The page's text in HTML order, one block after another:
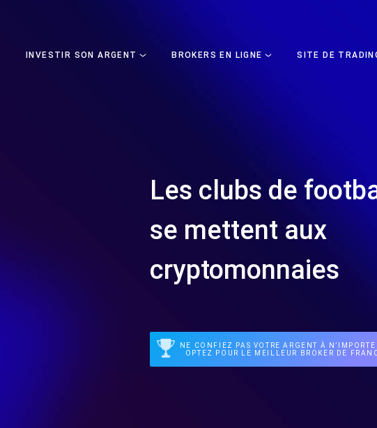
INVESTIR SON ARGENT BROKERS EN LIGNE SITE DE
Les clubs de
se mettent aux
cryptomonnaies
NE CONFIEZ PAS VOTRE ARGENT À N’IMPORTE
OPTEZ POUR LE MEILLEUR BROKER DE